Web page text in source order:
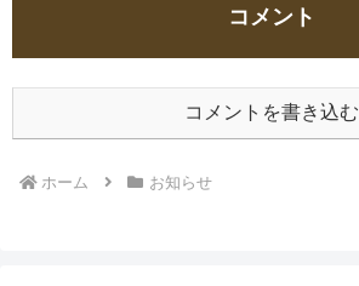
コメント
コメントを書き込む
ホーム お知らせ